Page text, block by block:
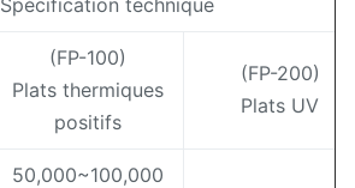
Spécification technique
(FP-100)
Plats thermiques
positifs
(FP-200)
Plats UV
50,000~100,000